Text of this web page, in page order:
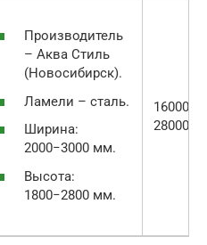
Производитель
– Аква Стиль
(Новосибирск).
Ламели – сталь.
Ширина:
2000−3000 мм.
Высота:
1800−2800 мм.
16000−
28000